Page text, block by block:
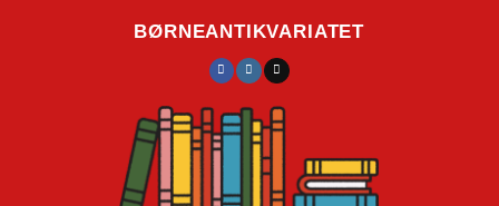
BØRNEANTIKVARIATET